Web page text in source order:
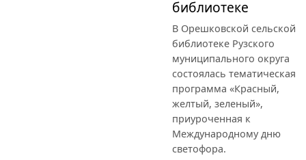
библиотеке
В Орешковской сельской
библиотеке Рузского
муниципального округа
состоялась тематическая
программа «Красный,
желтый, зеленый»,
приуроченная к
Международному дню
светофора.